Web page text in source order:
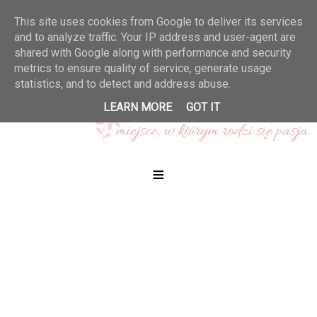
≡
This site uses cookies from Google to deliver its services
and to analyze traffic. Your IP address and user-agent are
shared with Google along with performance and security
metrics to ensure quality of service, generate usage
statistics, and to detect and address abuse.
LEARN MORE
GOT IT